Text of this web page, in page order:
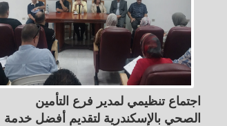
اجتماع تنظيمي لمدير فرع التأمين
الصحي بالإسكندرية لتقديم أفضل خدمة